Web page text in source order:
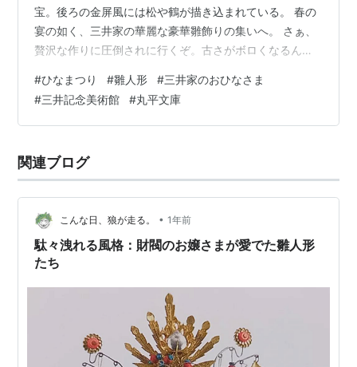
宝。後ろの金屏風には松や鶴が描き込まれている。 春の
宴の如く、三井家の華麗な豪華雛飾りの集いへ。 さぁ、
贅沢な作りに圧倒されに行くぞ。古さがボロくなるんで
その感激を求めて。と、いつも興奮してしまう。何しろ
財力がありますんで、素晴らしいものを作らせてしまう
のです。それを庶民の私共にこんなに近くで見せてくれ
世絵でもよく見掛けるのだが、江戸時代に「笹紅」とい
う紅花から作られる口紅を下唇にたっ…
#ひなまつり #雛人形 #三井家のおひなさま
#三井記念美術館 #丸平文庫
関連ブログ
こんな日、狼が走る。 • 1年前
駄々洩れる風格：財閥のお嬢さまが愛でた雛人形
たち